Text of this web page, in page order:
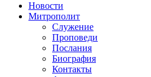
Новости
Митрополит
Служение
Проповеди
Послания
Биография
Контакты